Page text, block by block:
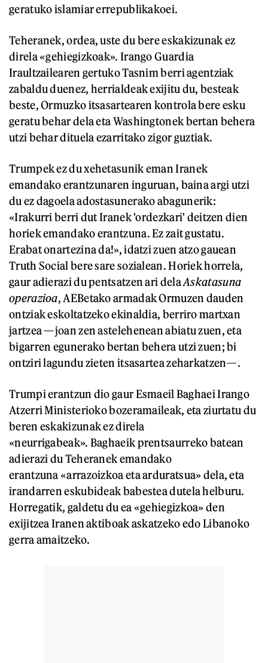
geratuko islamiar errepublikakoei.
Teheranek, ordea, uste du bere eskakizunak ez
direla «gehiegizkoak». Irango Guardia
Iraultzailearen gertuko Tasnim berri agentziak
zabaldu duenez, herrialdeak exijitu du, besteak
beste, Ormuzko itsasartearen kontrola bere esku
geratu behar dela eta Washingtonek bertan behera
utzi behar dituela ezarritako zigor guztiak.
Trumpek ez du xehetasunik eman Iranek
emandako erantzunaren inguruan, baina argi utzi
du ez dagoela adostasunerako abagunerik:
«Irakurri berri dut Iranek 'ordezkari' deitzen dien
horiek emandako erantzuna. Ez zait gustatu.
Erabat onartezina da!», idatzi zuen atzo gauean
Truth Social bere sare sozialean. Horiek horrela,
gaur adierazi du pentsatzen ari delaAskatasuna
operazioa, AEBetako armadak Ormuzen dauden
ontziak eskoltatzeko ekinaldia, berriro martxan
jartzea —joan zen astelehenean abiatu zuen, eta
bigarren egunerako bertan behera utzi zuen; bi
ontziri lagundu zieten itsasartea zeharkatzen—.
Trumpi erantzun dio gaur Esmaeil Baghaei Irango
Atzerri Ministerioko bozeramaileak, eta ziurtatu du
beren eskakizunak ez direla
«neurrigabeak». Baghaeik prentsaurreko batean
adierazi du Teheranek emandako
erantzuna «arrazoizkoa eta arduratsua» dela, eta
irandarren eskubideak babestea dutela helburu.
Horregatik, galdetu du ea «gehiegizkoa» den
exijitzea Iranen aktiboak askatzeko edo Libanoko
gerra amaitzeko.